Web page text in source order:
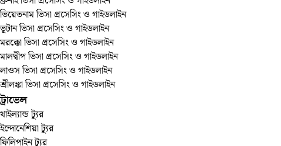
ভিয়েতনাম ভিসা প্রসেসিং ও গাইডলাইন
ভূটান ভিসা প্রসেসিং ও গাইডলাইন
মরক্কো ভিসা প্রসেসিং ও গাইডলাইন
মালদ্বীপ ভিসা প্রসেসিং ও গাইডলাইন
লাওস ভিসা প্রসেসিং ও গাইডলাইন
শ্রীলঙ্কা ভিসা প্রসেসিং ও গাইডলাইন
ট্রাভেল
থাইল্যান্ড ট্যুর
ইন্দোনেশিয়া ট্যুর
ফিলিপাইন ট্যুর